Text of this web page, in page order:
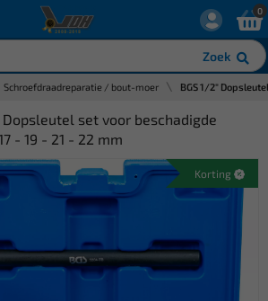
Zoek
0
Schroefdraadreparatie / bout-moer BGS 1/2"
Dopsleutel set voor beschadigde
- 19 - 21 - 22 mm
Korting